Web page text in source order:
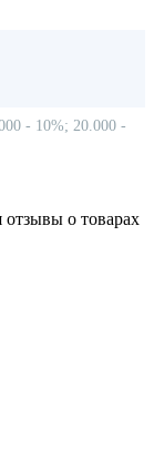
- 10%; 20.000 -
о товарах